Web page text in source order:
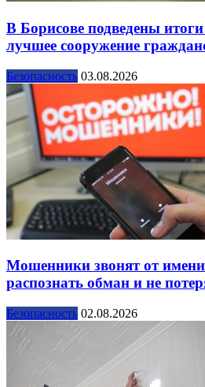
В Борисове подведены
лучшее сооружение
Безопасность 03.08.2026
Мошенники звонят от
распознать обман и не
Безопасность 02.08.2026